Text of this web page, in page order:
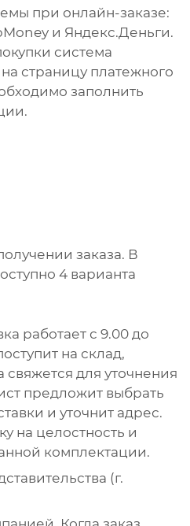
при онлайн-заказе:
и Яндекс.Деньги.
система
страницу платежного
заполнить
заказа. В
4 варианта
работает с 9.00 до
на склад,
свяжется для уточнения
предложит выбрать
и уточнит адрес.
на целостность и
комплектации.
(г.